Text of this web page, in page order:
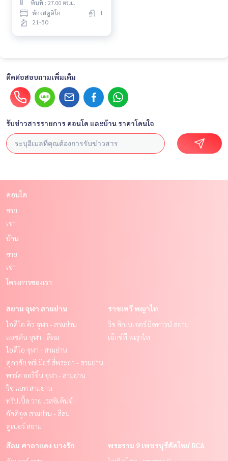
พื้นที่ : 27.00 ตร.ม.
ห้องสตูดิโอ
1
21-50
ติดต่อสอบถามเพิ่มเติม
รับข่าวสารรายการ คอนโด และบ้าน ราคาโดนใจ
คอนโด
ขาย
เช่า
บ้าน
ขาย
เช่า
โครงการของเรา
สยาม จุฬา สามย่าน
ไอดีโอ คิว จุฬา - สามย่าน
แอชตัน จุฬา - สีลม
ไอดีโอ จุฬา - สามย่าน
ศุภาลัย พรีเมียร์ สี่พระยา - สามย่าน
พาร์ค ออริจิ้น จุฬา - สามย่าน
วิช แอท สามย่าน
ทริปเปิ้ล วาย เรสซิเด้นซ์
อัลติจูด สามย่าน - สีลม
คูเปอร์ สยาม
ราชเทวี พญาไท
วิช ซิกเนเจอร์ มิดทาวน์ สยาม
เอ็กซ์ที พญาไท
สีลม ศาลาแดง บางรัก
พระราม 9 เพชรบุรีตัดใหม่ RCA